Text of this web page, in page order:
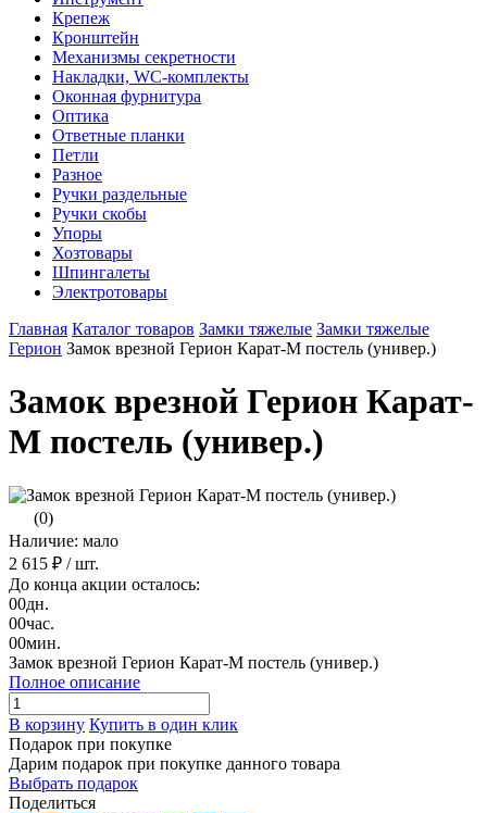
Крепеж
Кронштейн
Механизмы секретности
Накладки, WC-комплекты
Оконная фурнитура
Оптика
Ответные планки
Петли
Разное
Ручки раздельные
Ручки скобы
Упоры
Хозтовары
Шпингалеты
Электротовары
Главная Каталог товаров Замки тяжелые Замки тяжелые
Герион Замок врезной Герион Карат-М постель (универ.)
Замок врезной Герион Карат-
М постель (универ.)
(0)
Наличие: мало
2 615 ₽ / шт.
До конца акции осталось:
00дн.
00час.
00мин.
Замок врезной Герион Карат-М постель (универ.)
Полное описание
В корзину Купить в один клик
Подарок при покупке
Дарим подарок при покупке данного товара
Выбрать подарок
Поделиться